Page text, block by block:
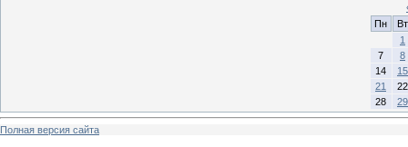
Пн
Вт
1
7
8
14
15
21
22
28
29
Полная версия сайта